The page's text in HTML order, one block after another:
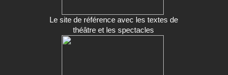
Le site de référence avec les textes de
théâtre et les spectacles